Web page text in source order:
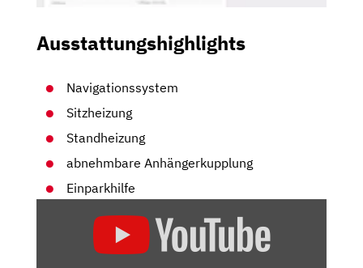
Ausstattungshighlights
Navigationssystem
Sitzheizung
Standheizung
abnehmbare Anhängerkupplung
Einparkhilfe